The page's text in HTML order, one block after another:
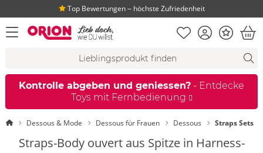
Top Bewertungen ‒ höchste Zufriedenheit
Menü öffnen Merkliste
KontoBonus
Kontrolle abgeben und geniessen? - Entdecke
Toys mit Fernbedienung
StartseiteDessous & Mode Dessous für Frauen Dessous Straps Sets
Straps-Body ouvert aus Spitze in Harness-